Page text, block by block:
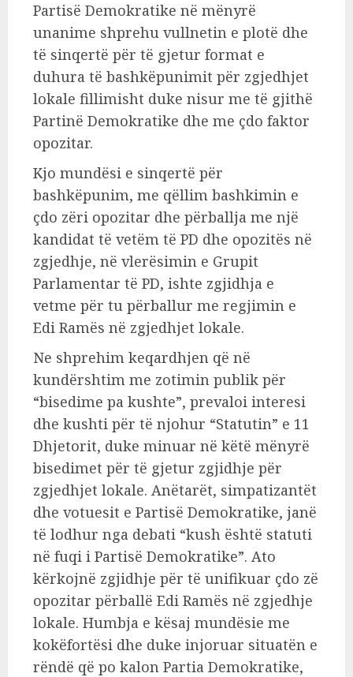
Partisë Demokratike në mënyrë
unanime shprehu vullnetin e plotë dhe
të sinqertë për të gjetur format e
duhura të bashkëpunimit për zgjedhjet
lokale fillimisht duke nisur me të gjithë
Partinë Demokratike dhe me çdo faktor
opozitar.
Kjo mundësi e sinqertë për
bashkëpunim, me qëllim bashkimin e
çdo zëri opozitar dhe përballja me një
kandidat të vetëm të PD dhe opozitës në
zgjedhje, në vlerësimin e Grupit
Parlamentar të PD, ishte zgjidhja e
vetme për tu përballur me regjimin e
Edi Ramës në zgjedhjet lokale.
Ne shprehim keqardhjen që në
kundërshtim me zotimin publik për
“bisedime pa kushte”, prevaloi interesi
dhe kushti për të njohur “Statutin” e 11
Dhjetorit, duke minuar në këtë mënyrë
bisedimet për të gjetur zgjidhje për
zgjedhjet lokale. Anëtarët, simpatizantët
dhe votuesit e Partisë Demokratike, janë
të lodhur nga debati “kush është statuti
në fuqi i Partisë Demokratike”. Ato
kërkojnë zgjidhje për të unifikuar çdo zë
opozitar përballë Edi Ramës në zgjedhje
lokale. Humbja e kësaj mundësie me
kokëfortësi dhe duke injoruar situatën e
rëndë që po kalon Partia Demokratike,